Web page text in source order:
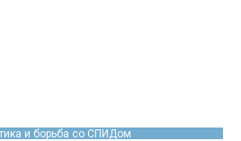
и борьба со СПИДом